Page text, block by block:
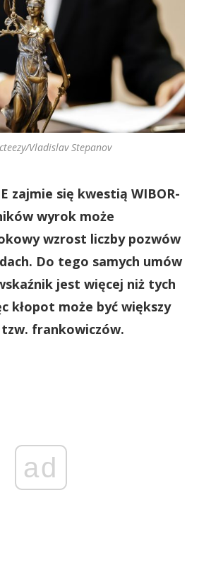
Vladislav Stepanov
zajmie się kwestią WIBOR-
wyrok może
wzrost liczby pozwów
Do tego samych umów
jest więcej niż tych
kłopot może być większy
frankowiczów.
ad